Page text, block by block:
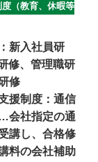
（教育、休暇等
新入社員研
修、管理職研
修
援制度：通信
会社指定の通
講し、合格修
料の会社補助